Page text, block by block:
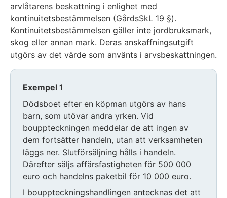
arvlåtarens beskattning i enlighet med
kontinuitetsbestämmelsen (GårdsSkL 19 §).
Kontinuitetsbestämmelsen gäller inte jordbruksmark,
skog eller annan mark. Deras anskaffningsutgift
utgörs av det värde som använts i arvsbeskattningen.
Exempel 1
Dödsboet efter en köpman utgörs av hans
barn, som utövar andra yrken. Vid
bouppteckningen meddelar de att ingen av
dem fortsätter handeln, utan att verksamheten
läggs ner. Slutförsäljning hålls i handeln.
Därefter säljs affärsfastigheten för 500 000
euro och handelns paketbil för 10 000 euro.
I bouppteckningshandlingen antecknas det att